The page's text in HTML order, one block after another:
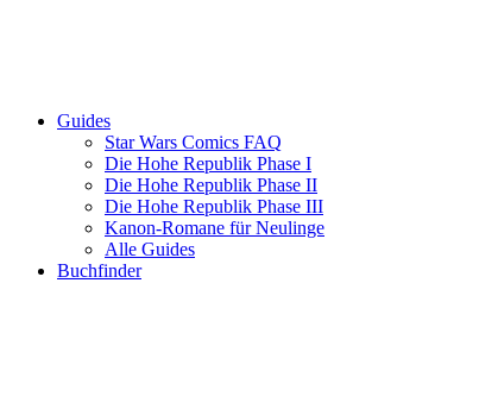
Guides
Star Wars Comics FAQ
Die Hohe Republik Phase I
Die Hohe Republik Phase II
Die Hohe Republik Phase III
Kanon-Romane für Neulinge
Alle Guides
Buchfinder